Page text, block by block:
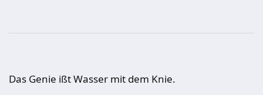
Das Genie ißt Wasser mit dem Knie.